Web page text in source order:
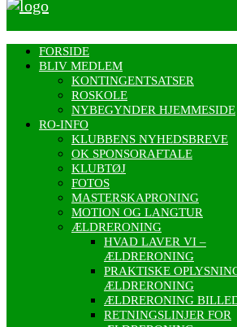
FORSIDE
BLIV MEDLEM
KONTINGENTSATSER
ROSKOLE
NYBEGYNDER HJEMMESIDE
RO-INFO
KLUBBENS NYHEDSBREVE
OK SPONSORAFTALE
KLUBTØJ
FOTOS
MASTERSKAPRONING
MOTION OG LANGTUR
ÆLDRERONING
HVAD LAVER VI –
ÆLDRERONING
PRAKTISKE
ÆLDRERONING
ÆLDRERONING
RETNINGSLINJER FOR